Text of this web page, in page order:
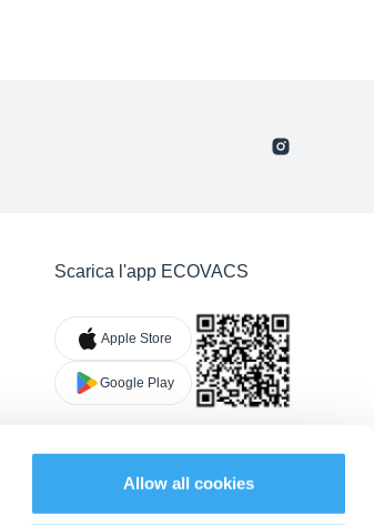
Allow all cookies
Scarica l'app ECOVACS
Apple Store
Google Play